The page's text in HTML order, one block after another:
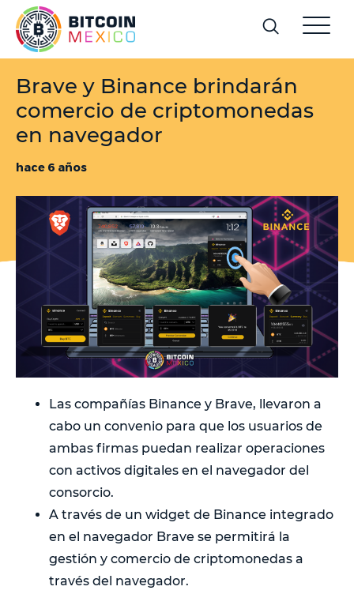
Brave y Binance brindarán
comercio de criptomonedas
en navegador
hace 6 años
Las compañías Binance y Brave, llevaron a
cabo un convenio para que los usuarios de
ambas firmas puedan realizar operaciones
con activos digitales en el navegador del
consorcio.
A través de un widget de Binance integrado
en el navegador Brave se permitirá la
gestión y comercio de criptomonedas a
través del navegador.